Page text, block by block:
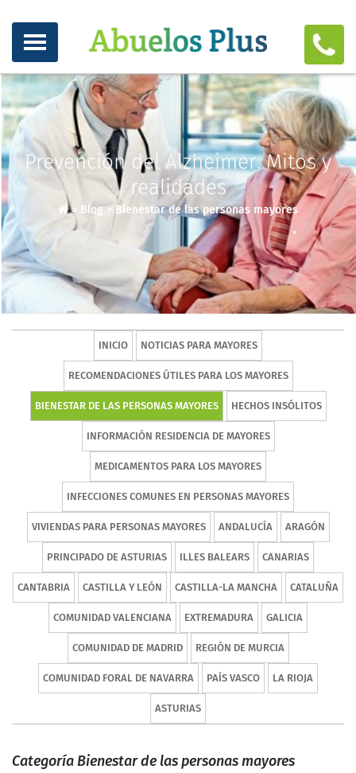
Prevención del Alzheimer: Mitos y
realidades
> Blog> Bienestar de las personas mayores
INICIO NOTICIAS PARA MAYORES
RECOMENDACIONES ÚTILES PARA LOS MAYORES
BIENESTAR DE LAS PERSONAS MAYORES HECHOS INSÓLITOS
INFORMACIÓN RESIDENCIA DE MAYORES
MEDICAMENTOS PARA LOS MAYORES
INFECCIONES COMUNES EN PERSONAS MAYORES
VIVIENDAS PARA PERSONAS MAYORES ANDALUCÍA ARAGÓN
PRINCIPADO DE ASTURIAS ILLES BALEARS CANARIAS
CANTABRIA CASTILLA Y LEÓN CASTILLA-LA MANCHA CATALUÑA
COMUNIDAD VALENCIANA EXTREMADURA GALICIA
COMUNIDAD DE MADRID REGIÓN DE MURCIA
COMUNIDAD FORAL DE NAVARRA PAÍS VASCO LA RIOJA
ASTURIAS
Categoría Bienestar de las personas mayores